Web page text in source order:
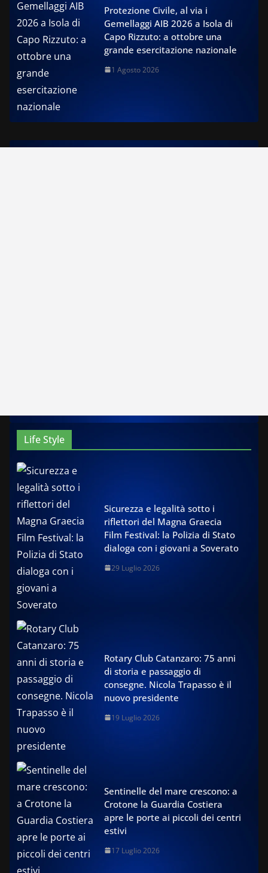
Protezione Civile, al via i
Gemellaggi AIB 2026 a Isola di
Capo Rizzuto: a ottobre una
grande esercitazione nazionale
1 Agosto 2026
Life Style
Sicurezza e legalità sotto i
riflettori del Magna Graecia
Film Festival: la Polizia di Stato
dialoga con i giovani a Soverato
29 Luglio 2026
Rotary Club Catanzaro: 75 anni
di storia e passaggio di
consegne. Nicola Trapasso è il
nuovo presidente
19 Luglio 2026
Sentinelle del mare crescono: a
Crotone la Guardia Costiera
apre le porte ai piccoli dei centri
estivi
17 Luglio 2026